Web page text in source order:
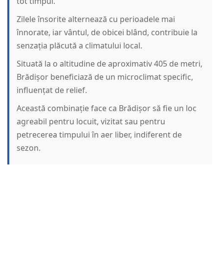
Zilele însorite alternează cu perioadele mai
înnorate, iar vântul, de obicei blând, contribuie la
senzația plăcută a climatului local.
Situată la o altitudine de aproximativ 405 de metri,
Brădișor beneficiază de un microclimat specific,
influențat de relief.
Această combinație face ca Brădișor să fie un loc
agreabil pentru locuit, vizitat sau pentru
petrecerea timpului în aer liber, indiferent de
sezon.